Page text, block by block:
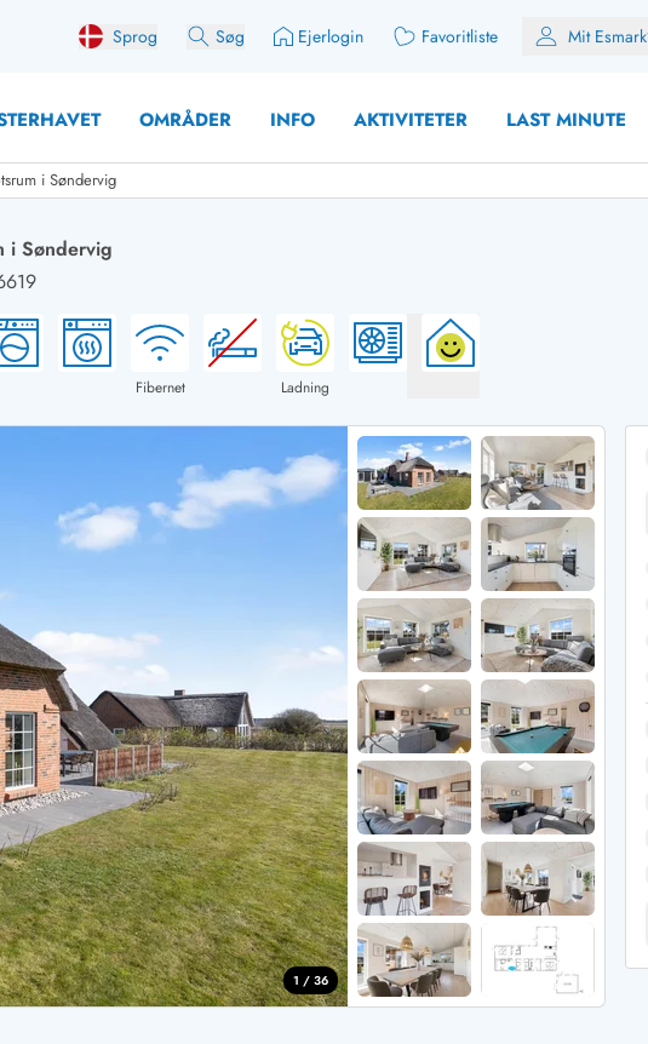
Sprog Søg Ejerlogin Favoritliste Mit Esmark
OMRÅDER INFO AKTIVITETER LAST MINUTE
søndagsskift
ladestation (elbil)
Personer
Personer
personer
Sommerhuse for 12 Personer
Sommerhuse for 14 Personer
Store sommerhuse (for grupper)
Sommerhuse i sommerferien
Sommerhuse i efterårsferien
Sommerhuse i vinterferien
Sommerhuse i juleferien
Sommerhuse til nytår
Sommerhuse i Søndervig
Strand
Klit
Sande
Sommerhuse i Lodbjerg Hede
Sommerhuse i Nr. Lyngvig
Sommerhuse på Rømø
Sommerhuse i Søndervig
Sommerhuse i Skodbjerge
Sommerhuse i Thorsminde
Sommerhuse i Vedersø Klit
Sommerhuse i Vejers Strand
Sommerhuse i Vester Husby
os
i Søndervig
i Søndervig
Fibernet Ladning
1 / 36